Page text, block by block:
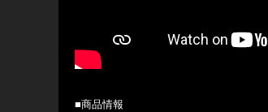
■商品情報